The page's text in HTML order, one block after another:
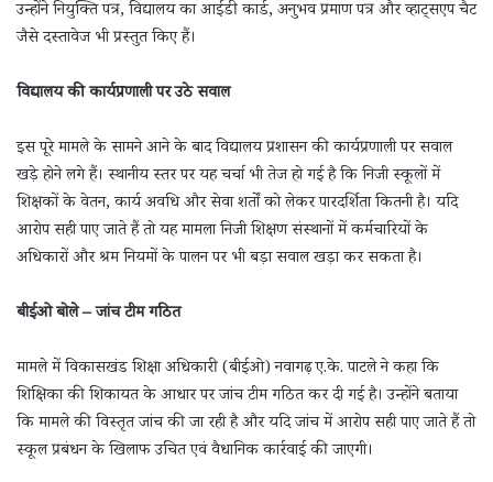
उन्होंने नियुक्ति पत्र, विद्यालय का आईडी कार्ड, अनुभव प्रमाण पत्र और व्हाट्सएप चैट
जैसे दस्तावेज भी प्रस्तुत किए हैं।
विद्यालय की कार्यप्रणाली पर उठे सवाल
इस पूरे मामले के सामने आने के बाद विद्यालय प्रशासन की कार्यप्रणाली पर सवाल
खड़े होने लगे हैं। स्थानीय स्तर पर यह चर्चा भी तेज हो गई है कि निजी स्कूलों में
शिक्षकों के वेतन, कार्य अवधि और सेवा शर्तों को लेकर पारदर्शिता कितनी है। यदि
आरोप सही पाए जाते हैं तो यह मामला निजी शिक्षण संस्थानों में कर्मचारियों के
अधिकारों और श्रम नियमों के पालन पर भी बड़ा सवाल खड़ा कर सकता है।
बीईओ बोले – जांच टीम गठित
मामले में विकासखंड शिक्षा अधिकारी (बीईओ) नवागढ़ ए.के. पाटले ने कहा कि
शिक्षिका की शिकायत के आधार पर जांच टीम गठित कर दी गई है। उन्होंने बताया
कि मामले की विस्तृत जांच की जा रही है और यदि जांच में आरोप सही पाए जाते हैं तो
स्कूल प्रबंधन के खिलाफ उचित एवं वैधानिक कार्रवाई की जाएगी।